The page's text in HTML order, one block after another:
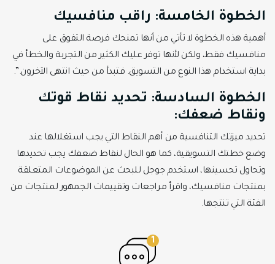
الخطوة الخامسة: راقب منافسيك
أهمية هذه الخطوة لا تأتي من أنها تمنحك فرصة التفوق على
منافسيك فقط، ولكن لأنها توفر عليك الكثير من التجربة والخطأ في
بداية استخدام هذا النوع من التسويق. فتبدأ من حيث انتهى الآخرون.”.
الخطوة السادسة: تحديد نقاط قوتك
ونقاط ضعفك:
تحديد ميزتك التنافسية من أهم النقاط التي يجب استغلالها عند
وضع خطتك التسويقية، كما هو الحال لنقاط ضعفك يجب تحديدها
وتحاول تحسينها، استخدم جوجل للبحث عن الموضوعات المتعلقة
بمنتجات منافسيك، واقرأ مراجعات وتقييمات الجمهور لمنتجات من
الفئة التي تنتجها.
1